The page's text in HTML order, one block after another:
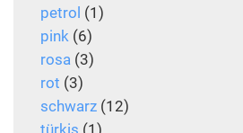
petrol (1)
pink (6)
rosa (3)
rot (3)
schwarz (12)